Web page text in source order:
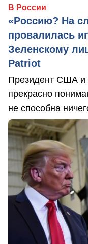
В России
«Россию? На
провалилась
Зеленскому
Patriot
Президент США и
прекрасно
не способна